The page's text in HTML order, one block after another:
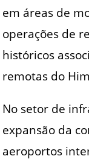
em áreas de
operações de
históricos
remotas do
No setor de
expansão da
aeroportos